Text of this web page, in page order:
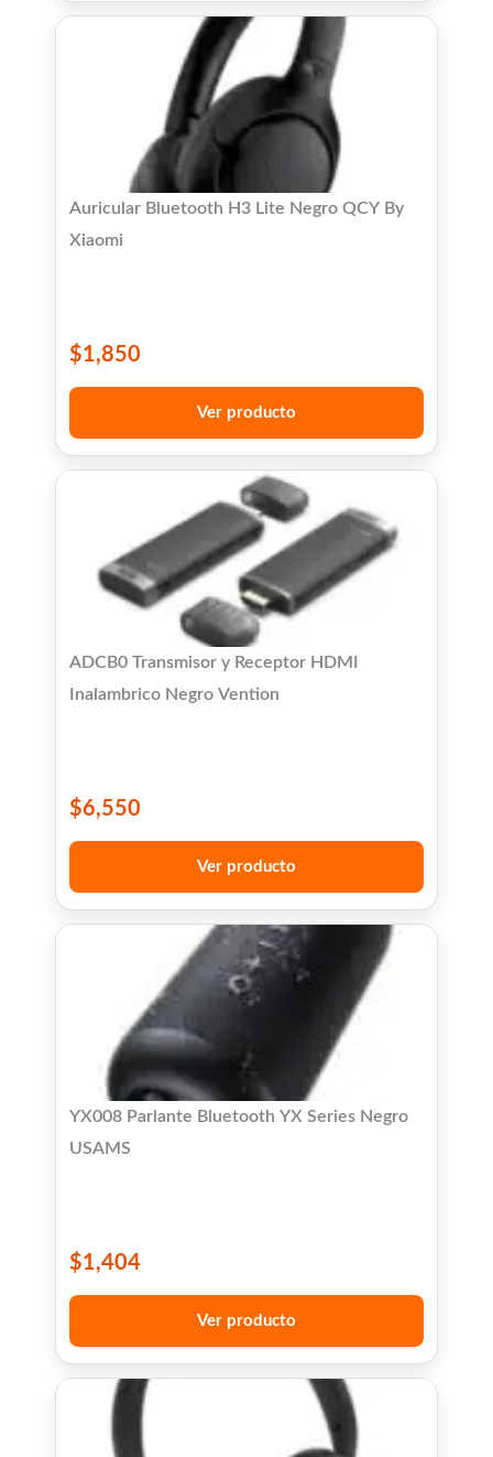
Auricular Bluetooth H3 Lite Negro QCY By
Xiaomi
$1,850
Ver producto
ADCB0 Transmisor y Receptor HDMI
Inalambrico Negro Vention
$6,550
Ver producto
YX008 Parlante Bluetooth YX Series Negro
USAMS
$1,404
Ver producto